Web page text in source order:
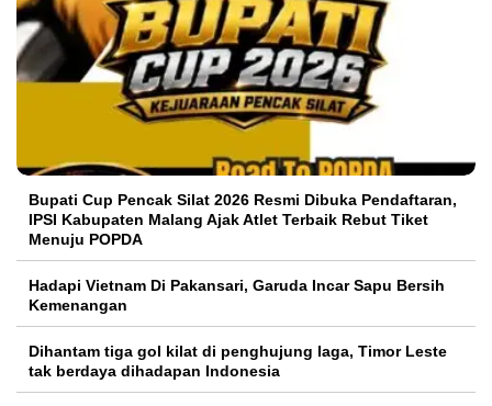
Bupati Cup Pencak Silat 2026 Resmi Dibuka Pendaftaran,
IPSI Kabupaten Malang Ajak Atlet Terbaik Rebut Tiket
Menuju POPDA
Hadapi Vietnam Di Pakansari, Garuda Incar Sapu Bersih
Kemenangan
Dihantam tiga gol kilat di penghujung laga, Timor Leste
tak berdaya dihadapan Indonesia